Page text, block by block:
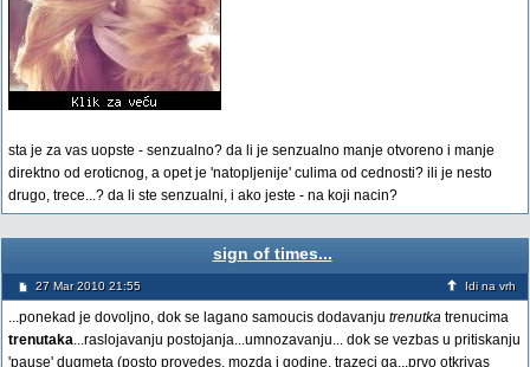
sta je za vas uopste - senzualno? da li je senzualno manje otvoreno i manje
direktno od eroticnog, a opet je 'natopljenije' culima od cednosti? ili je nesto
drugo, trece...? da li ste senzualni, i ako jeste - na koji nacin?
sign of times...
27 Mar 2010 21:55 Idi na vrh
...ponekad je dovoljno, dok se lagano samoucis dodavanju trenutka trenucima
trenutaka...raslojavanju postojanja...umnozavanju... dok se vezbas u pritiskanju
'pause' dugmeta (posto provedes, mozda i godine, trazeci ga...prvo otkrivas